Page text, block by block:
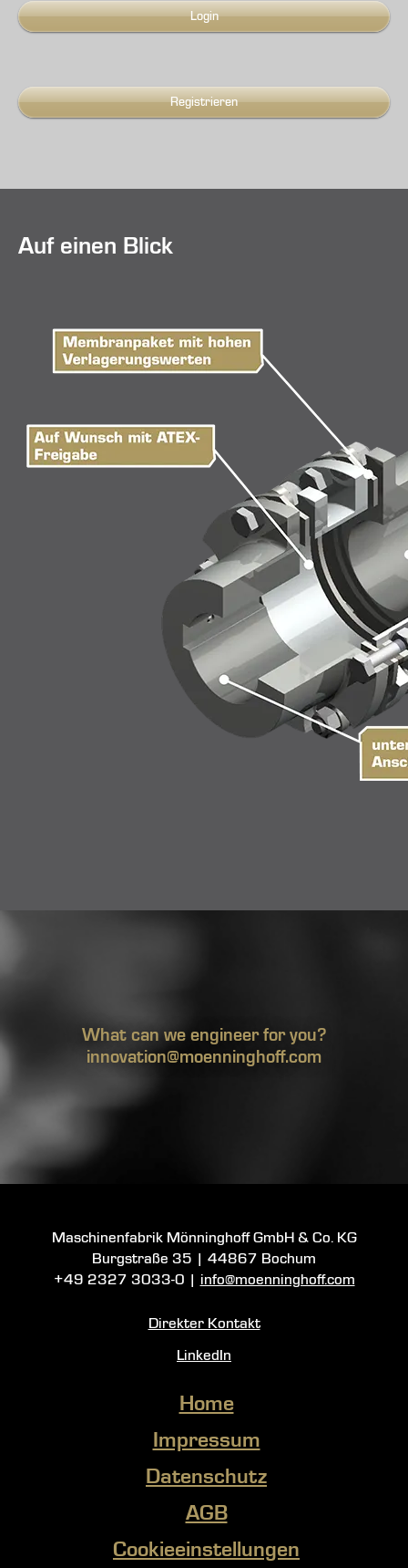
Login
Registrieren
Auf einen Blick
What can we engineer for you?
innovation@moenninghoff.com
Maschinenfabrik Mönninghoff GmbH & Co. KG
Burgstraße 35
44867 Bochum
+49 2327 3033-0
info@moenninghoff.com
Direkter Kontakt
LinkedIn
Home
Impressum
Datenschutz
AGB
Cookieeinstellungen